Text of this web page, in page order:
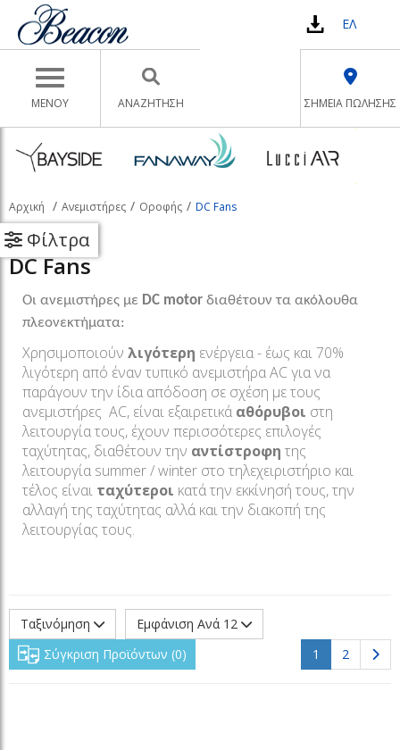
Toggle navigation
ΜΕΝΟΥ
ΕΛ
ΣΗΜΕΙΑ ΠΩΛΗΣΗΣ
ΑΝΑΖΉΤΗΣΗ
Αρχική Ανεμιστήρες Οροφής DC Fans
Φίλτρα
DC Fans
Οι ανεμιστήρες με DC motor διαθέτουν τα ακόλουθα
πλεονεκτήματα:
Χρησιμοποιούν λιγότερη ενέργεια - έως και 70%
λιγότερη από έναν τυπικό ανεμιστήρα AC για να
παράγουν την ίδια απόδοση σε σχέση με τους
ανεμιστήρες AC, είναι εξαιρετικά αθόρυβοι στη
λειτουργία τους, έχουν περισσότερες επιλογές
ταχύτητας, διαθέτουν την αντίστροφη της
λειτουργία summer / winter στο τηλεχειριστήριο και
τέλος είναι ταχύτεροι κατά την εκκίνησή τους, την
αλλαγή της ταχύτητας αλλά και την διακοπή της
λειτουργίας τους.
Ταξινόμηση
Εμφάνιση Ανά 12
Σύγκριση Προϊόντων 0 1 (current)
2